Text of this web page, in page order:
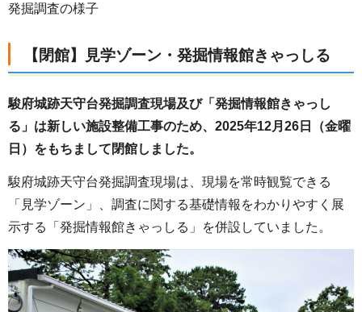
発掘調査の様子
【閉館】見学ゾーン・発掘情報館きゃっしる
駿府城跡天守台発掘調査現場及び「発掘情報館きゃっし
る」は新しい施設整備工事のため、2025年12月26日（金曜
日）をもちまして閉館しました。
駿府城跡天守台発掘調査現場は、現場を常時観覧できる
「見学ゾーン」、調査に関する基礎情報をわかりやすく展
示する「発掘情報館きゃっしる」を併設していました。